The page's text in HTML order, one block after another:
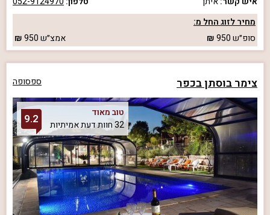
מחיר לזוג החל מ:
סופ״ש950 אמצ״ש950
צימר בוסתן בכפר ספסופה
טוב מאוד
32 חוות דעת אמיתיות
9.2